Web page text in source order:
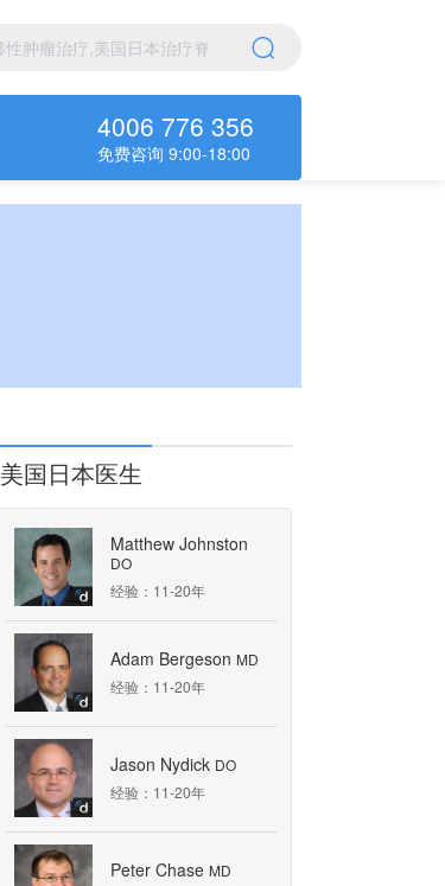
4006 776 356
免费咨询 9:00-18:00
美国日本医生
Matthew Johnston
DO
经验：11-20年
Adam Bergeson MD
经验：11-20年
Jason Nydick DO
经验：11-20年
Peter Chase MD